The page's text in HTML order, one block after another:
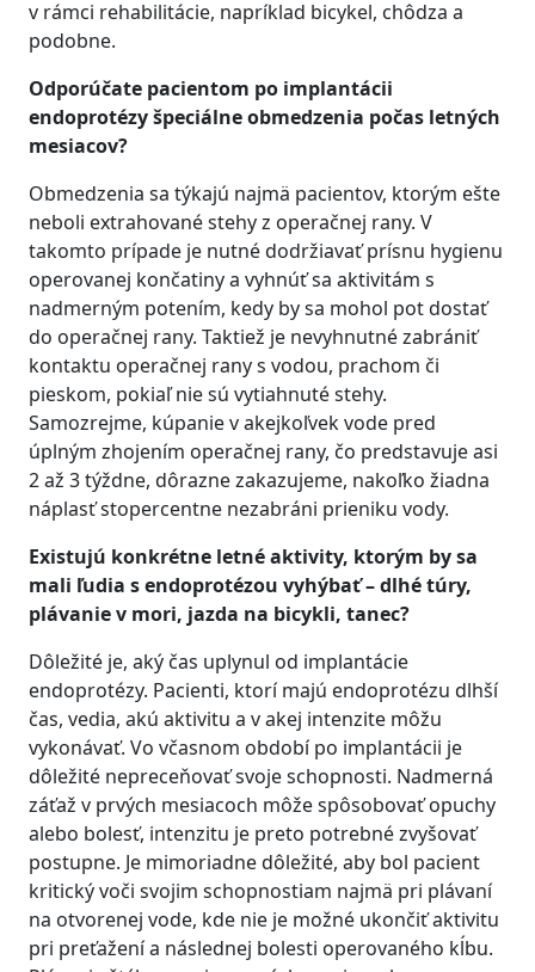
v rámci rehabilitácie, napríklad bicykel, chôdza a
podobne.
Odporúčate pacientom po implantácii
endoprotézy špeciálne obmedzenia počas letných
mesiacov?
Obmedzenia sa týkajú najmä pacientov, ktorým ešte
neboli extrahované stehy z operačnej rany. V
takomto prípade je nutné dodržiavať prísnu hygienu
operovanej končatiny a vyhnúť sa aktivitám s
nadmerným potením, kedy by sa mohol pot dostať
do operačnej rany. Taktiež je nevyhnutné zabrániť
kontaktu operačnej rany s vodou, prachom či
pieskom, pokiaľ nie sú vytiahnuté stehy.
Samozrejme, kúpanie v akejkoľvek vode pred
úplným zhojením operačnej rany, čo predstavuje asi
2 až 3 týždne, dôrazne zakazujeme, nakoľko žiadna
náplasť stopercentne nezabráni prieniku vody.
Existujú konkrétne letné aktivity, ktorým by sa
mali ľudia s endoprotézou vyhýbať – dlhé túry,
plávanie v mori, jazda na bicykli, tanec?
Dôležité je, aký čas uplynul od implantácie
endoprotézy. Pacienti, ktorí majú endoprotézu dlhší
čas, vedia, akú aktivitu a v akej intenzite môžu
vykonávať. Vo včasnom období po implantácii je
dôležité nepreceňovať svoje schopnosti. Nadmerná
záťaž v prvých mesiacoch môže spôsobovať opuchy
alebo bolesť, intenzitu je preto potrebné zvyšovať
postupne. Je mimoriadne dôležité, aby bol pacient
kritický voči svojim schopnostiam najmä pri plávaní
na otvorenej vode, kde nie je možné ukončiť aktivitu
pri preťažení a následnej bolesti operovaného kĺbu.